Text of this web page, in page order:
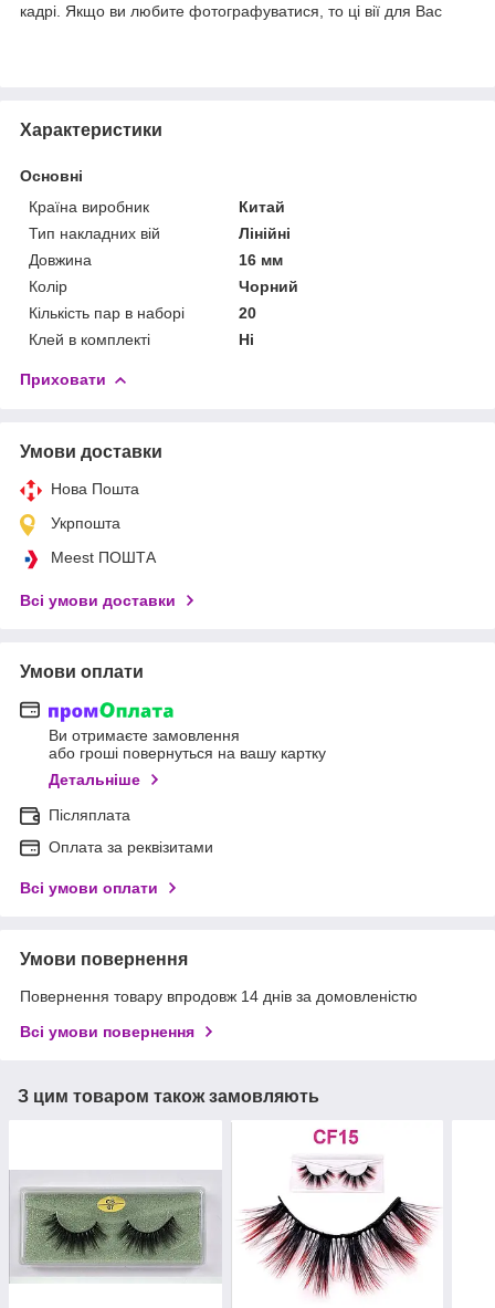
кадрі. Якщо ви любите фотографуватися, то ці вії для Вас
Характеристики
Основні
Країна виробник
Китай
Тип накладних вій
Лінійні
Довжина
16 мм
Колір
Чорний
Кількість пар в наборі
20
Клей в комплекті
Ні
Приховати
Умови доставки
Нова Пошта
Укрпошта
Meest ПОШТА
Всі умови доставки
Умови оплати
Ви отримаєте замовлення
або гроші повернуться на вашу картку
Детальніше
Післяплата
Оплата за реквізитами
Всі умови оплати
Умови повернення
Повернення товару впродовж 14 днів за домовленістю
Всі умови повернення
З цим товаром також замовляють